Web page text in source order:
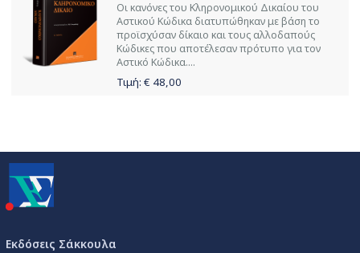
Οι κανόνες του Κληρονομικού Δικαίου του
Αστικού Κώδικα διατυπώθηκαν με βάση το
προϊσχύσαν δίκαιο και τους αλλοδαπούς
Κώδικες που αποτέλεσαν πρότυπο για τον
Αστικό Κώδικα....
Τιμή: € 48,00
Εκδόσεις Σάκκουλα